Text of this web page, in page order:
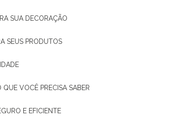
SUA DECORAÇÃO
SEUS PRODUTOS
QUE VOCÊ PRECISA SABER
E EFICIENTE